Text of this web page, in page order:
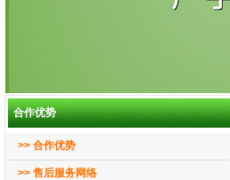
合作优势
>> 合作优势
>> 售后服务网络